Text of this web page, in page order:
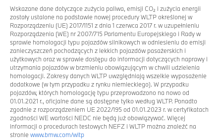
Wskazane dane dotyczące zużycia paliwa, emisji CO₂ i zużycia energii
zostały ustalone na podstawie nowej procedury WLTP określonej w
Rozporządzeniu (UE) 2017/1151 z dnia 1 czerwca 2017 r. w uzupełnieniu
Rozporządzenia (WE) nr 2007/715 Parlamentu Europejskiego i Rady w
sprawie homologacji typu pojazdów silnikowych w odniesieniu do emisji
zanieczyszczeń pochodzących z lekkich pojazdów pasażerskich i
użytkowych oraz w sprawie dostępu do informacji dotyczących naprawy i
utrzymania pojazdów w brzmieniu obowiązującym w chwili udzielenia
homologacji. Zakresy danych WLTP uwzględniają wszelkie wyposażenie
dodatkowe (w tym przypadku z rynku niemieckiego). W przypadku
pojazdów, których homologację typu przeprowadzono na nowo od
01.01.2021 r., oficjalne dane są dostępne tylko według WLTP. Ponadto
zgodnie z rozporządzeniem UE 2022/195 od 01.01.2023 r. w certyfikatach
zgodności WE wartości NEDC nie będą już obowiązywać. Więcej
informacji o procedurach testowych NEFZ i WLTP można znaleźć na
stronie www.bmw.com/wltp